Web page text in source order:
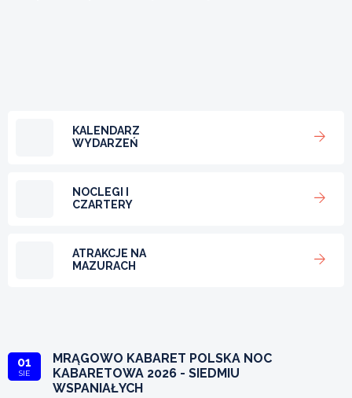
KALENDARZ
WYDARZEŃ
NOCLEGI I
CZARTERY
ATRAKCJE NA
MAZURACH
01
SIE
MRĄGOWO KABARET POLSKA NOC
KABARETOWA 2026 - SIEDMIU
WSPANIAŁYCH